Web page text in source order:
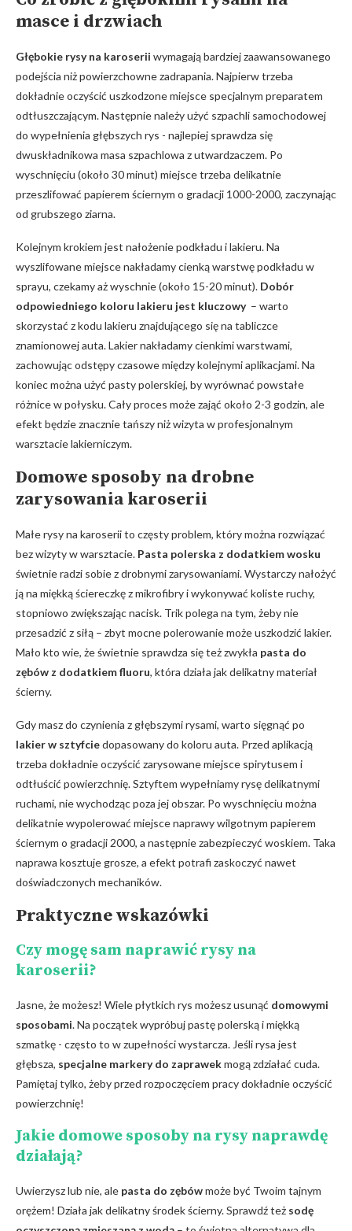
masce i drzwiach
Głębokie‍ rysy na karoserii wymagają bardziej zaawansowanego
⁣podejścia niż powierzchowne zadrapania. Najpierw trzeba
dokładnie⁢ oczyścić uszkodzone miejsce specjalnym preparatem
odtłuszczającym.‍ Następnie należy użyć szpachli samochodowej
⁣do wypełnienia głębszych‍ rys -‌ najlepiej sprawdza się
dwuskładnikowa masa szpachlowa z utwardzaczem. Po
wyschnięciu (około 30 ‍minut) miejsce trzeba delikatnie
przeszlifować papierem ściernym‌ o gradacji ​1000-2000, zaczynając
od‌ grubszego ziarna.
Kolejnym krokiem jest nałożenie podkładu i lakieru. Na
wyszlifowane miejsce ‌nakładamy cienką warstwę podkładu w‍
sprayu, czekamy aż wyschnie (około 15-20 minut). Dobór
odpowiedniego koloru lakieru jest kluczowy⁣ – ​warto
skorzystać z kodu lakieru​ znajdującego się⁣ na tabliczce
znamionowej​ auta. Lakier nakładamy cienkimi warstwami,
zachowując‌ odstępy czasowe ⁤między kolejnymi aplikacjami. Na
koniec można użyć pasty polerskiej, by wyrównać powstałe
‍różnice w połysku. Cały⁢ proces może zająć około 2-3 godzin, ale
efekt będzie znacznie tańszy niż wizyta ⁤w profesjonalnym
⁣warsztacie lakierniczym.
Domowe sposoby na drobne
zarysowania karoserii
Małe⁣ rysy‍ na karoserii to częsty problem, który ‌można rozwiązać
bez wizyty w⁢ warsztacie. Pasta polerska z ⁢dodatkiem wosku
świetnie radzi sobie ​z drobnymi zarysowaniami. Wystarczy nałożyć
‌ją‍ na miękką ściereczkę z mikrofibry‌ i wykonywać koliste ruchy,
stopniowo zwiększając nacisk. Trik ⁢polega na tym, żeby⁢ nie‍
przesadzić z siłą – zbyt mocne‍ polerowanie ‍może uszkodzić lakier.
Mało kto ⁤wie,‍ że świetnie sprawdza ⁣się też zwykła pasta do
zębów z dodatkiem fluoru, która działa jak delikatny materiał
ścierny.
Gdy masz do czynienia⁤ z głębszymi rysami,‍ warto sięgnąć po
lakier w sztyfciedopasowany do koloru auta. Przed⁢ aplikacją
trzeba dokładnie oczyścić zarysowane⁢ miejsce spirytusem i
odtłuścić powierzchnię. Sztyftem wypełniamy rysę delikatnymi
ruchami,‍ nie⁢ wychodząc poza jej obszar. Po wyschnięciu⁢ można
delikatnie wypolerować miejsce naprawy wilgotnym papierem
‌ściernym o ⁣gradacji ⁤2000, a następnie ​zabezpieczyć woskiem. Taka
naprawa kosztuje grosze, a efekt potrafi zaskoczyć nawet
doświadczonych‌ mechaników.
Praktyczne wskazówki
Czy mogę sam naprawić rysy na
⁤karoserii?
Jasne, że możesz! Wiele płytkich rys⁢ możesz ‌usunąć domowymi
sposobami. Na początek wypróbuj pastę polerską i miękką
szmatkę ⁤- często to w zupełności wystarcza. ⁣Jeśli ​rysa jest
głębsza,​ specjalne⁣ markery do zaprawekmogą⁢ zdziałać cuda.
Pamiętaj tylko, żeby⁢ przed‌ rozpoczęciem pracy dokładnie​ oczyścić
powierzchnię!
Jakie domowe ⁤sposoby na ⁢rysy naprawdę
działają?
Uwierzysz lub nie, ale pasta do zębówmoże ⁣być⁢ Twoim tajnym
orężem!​ Działa⁤ jak ​delikatny środek ścierny.⁢ Sprawdź też sodę